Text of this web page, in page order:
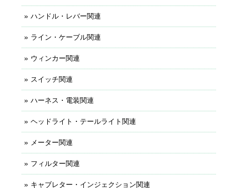
ハンドル・レバー関連
ライン・ケーブル関連
ウィンカー関連
スイッチ関連
ハーネス・電装関連
ヘッドライト・テールライト関連
メーター関連
フィルター関連
キャブレター・インジェクション関連